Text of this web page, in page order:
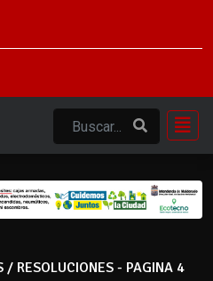
/ RESOLUCIONES - PAGINA 4